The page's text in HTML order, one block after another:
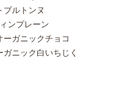
ルトンヌ
ンプレーン
ガニックチョコ
ニック白いちじく